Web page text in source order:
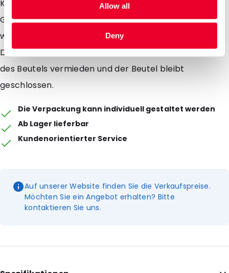
Allow all
Deny
Kaffeeverpackung nutzen. Das Ventil sorgt dafür das
Gass wie CO2 die durch die Kaffeebohnen produziert
werden, aus der Verpackung entweichen können.
Dadurch wird eine Überdruck und somit ein Platzen
des Beutels vermieden und der Beutel bleibt
geschlossen.
Die Verpackung kann individuell gestaltet werden
Ab Lager lieferbar
Kundenorientierter Service
Auf unserer Website finden Sie die Verkaufspreise.
Möchten Sie ein Angebot erhalten? Bitte
kontaktieren Sie uns.